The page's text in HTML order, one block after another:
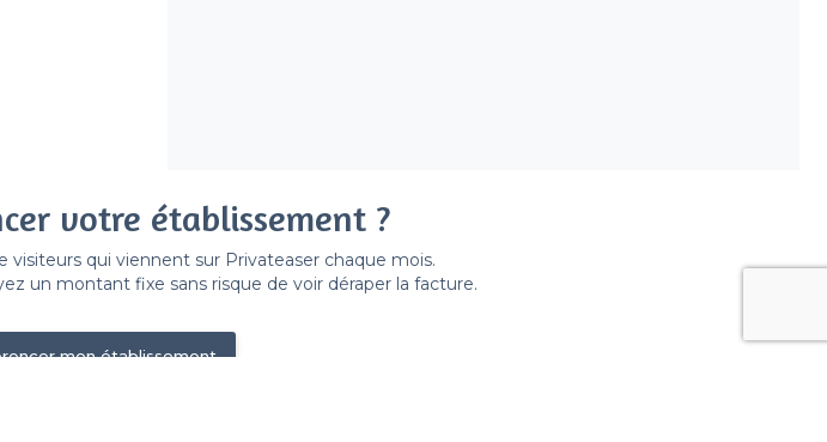
votre établissement ?
visiteurs qui viennent sur Privateaser chaque mois.
un montant fixe sans risque de voir déraper la facture.
mon établissement